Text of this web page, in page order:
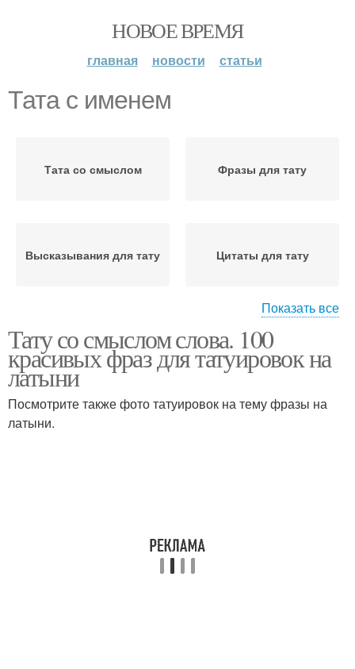
НОВОЕ ВРЕМЯ
главная новости статьи
Тата с именем
Тата со смыслом Фразы для тату
Высказывания для тату Цитаты для тату
Идеи для тату Популярные таты
Показать все
Тату со смыслом слова. 100
красивых фраз для татуировок на
латыни
Посмотрите также фото татуировок на тему фразы на
латыни.